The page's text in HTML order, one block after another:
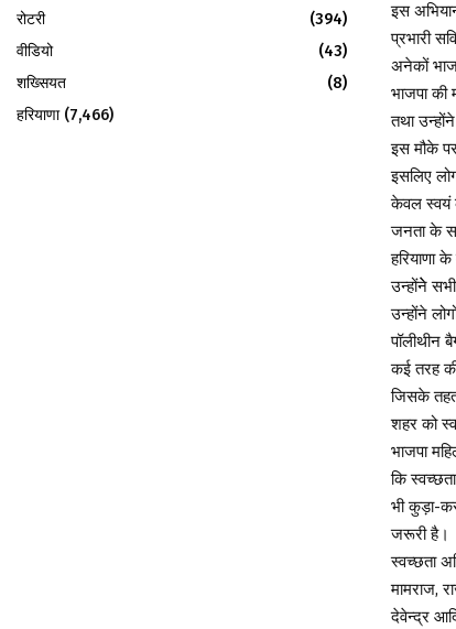
इस
प्रभारी
अनेकों
भाजपा की
तथा
इस मौके
इसलिए
केवल स्वयं
जनता के
हरियाणा
उन्होंनेे
उन्होंने
पॉलीथीन
कई तरह
जिसके
शहर को
भाजपा
कि
भी कुड़ा-
जरूरी है।
स्वच्छता
मामराज,
देवेन्द्र
रोटरी
(394)
वीडियो
(43)
शख्सियत
(8)
हरियाणा(7,466)